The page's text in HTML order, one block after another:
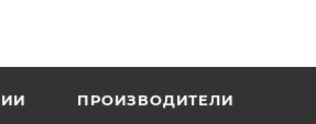
ПРОИЗВОДИТЕЛИ